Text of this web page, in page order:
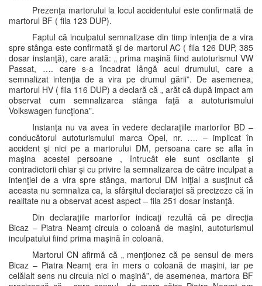
Prezenţa martorului la locul accidentului este confirmată de
martorul BF ( fila 123 DUP).
Faptul că inculpatul semnalizase din timp intenţia de a vira
spre stânga este confirmată şi de martorul AC ( fila 126 DUP, 385
dosar instanţă), care arată: „ prima maşină fiind autoturismul VW
Passat, …. care s-a încadrat lângă acul drumului, care a
semnalizat intenţia de a vira pe drumul gării”. De asemenea,
martorul HV ( fila 116 DUP) a declară că „ arăt că după impact am
observat cum semnalizarea stânga faţă a autoturismului
Volkswagen funcţiona”.
Instanţa nu va avea în vedere declaraţiile martorilor BD –
conducătorul autoturismului marca Opel, nr. …. – implicat în
accident şi nici pe a martorului DM, persoana care se afla în
maşina acestei persoane , întrucât ele sunt oscilante şi
contradictorii chiar şi cu privire la semnalizarea de către inculpat a
intenţiei de a vira spre stânga, martorul DM iniţial a susţinut că
aceasta nu semnaliza ca, la sfârşitul declaraţiei să precizeze că în
realitate nu a observat acest aspect – fila 251 dosar instanţă.
Din declaraţiile martorilor indicaţi rezultă că pe direcţia
Bicaz – Piatra Neamţ circula o coloană de maşini, autoturismul
inculpatului fiind prima maşină în coloană.
Martorul CN afirmă că „ menţionez că pe sensul de mers
Bicaz – Piatra Neamţ era în mers o coloană de maşini, iar pe
celălalt sens nu circula nici o maşină”, de asemenea, martora BF